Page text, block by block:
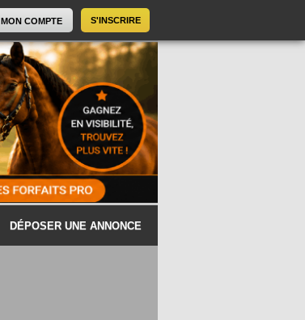
S'INSCRIRE
MON COMPTE
DÉPOSER UNE ANNONCE